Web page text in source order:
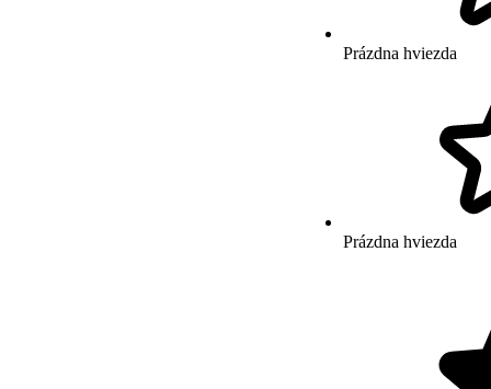
Prázdna hviezda
Prázdna hviezda